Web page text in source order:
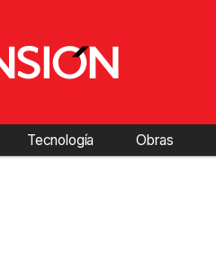
Tecnología Obras